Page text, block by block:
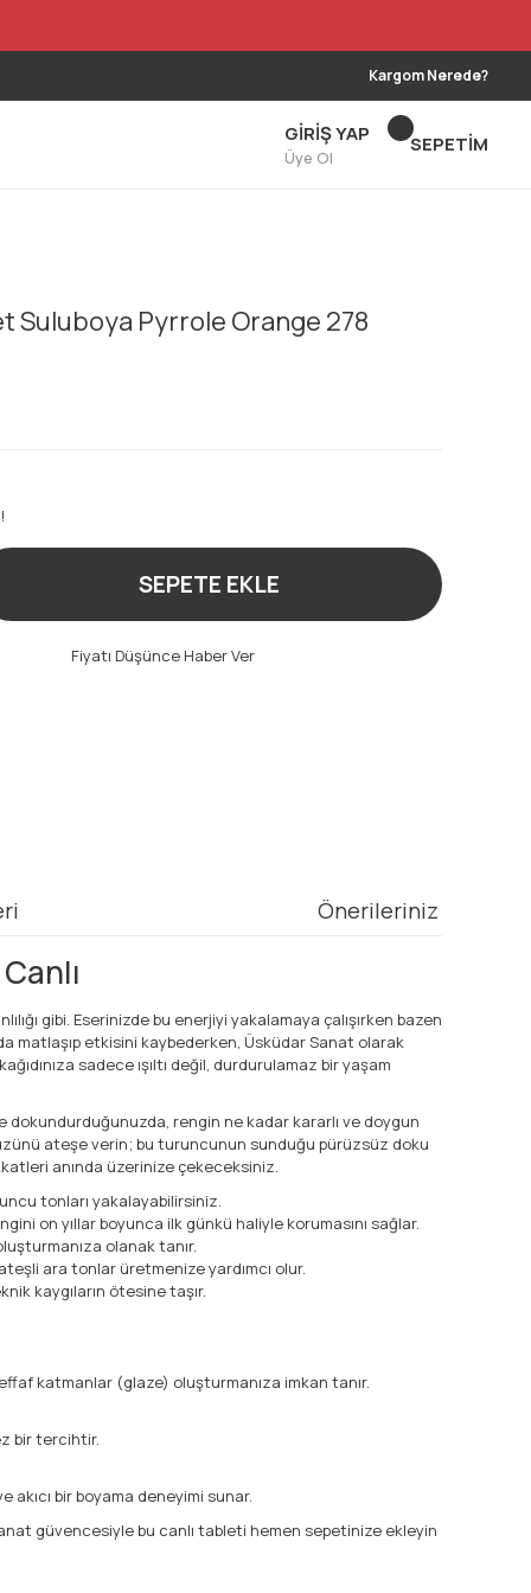
Kargom Nerede?
GİRİŞ YAP
Üye Ol
SEPETİM
Suluboya Pyrrole Orange 278
SEPETE EKLE
Fiyatı Düşünce Haber Ver
Önerileriniz
gibi. Eserinizde bu enerjiyi yakalamaya çalışırken bazen
matlaşıp etkisini kaybederken, Üsküdar Sanat olarak
sadece ışıltı değil, durdurulamaz bir yaşam
dokundurduğunuzda, rengin ne kadar kararlı ve doygun
ateşe verin; bu turuncunun sunduğu pürüzsüz doku
anında üzerinize çekeceksiniz.
tonları yakalayabilirsiniz.
on yıllar boyunca ilk günkü haliyle korumasını sağlar.
olanak tanır.
ara tonlar üretmenize yardımcı olur.
kaygıların ötesine taşır.
katmanlar (glaze) oluşturmanıza imkan tanır.
bir tercihtir.
bir boyama deneyimi sunar.
güvencesiyle bu canlı tableti hemen sepetinize ekleyin